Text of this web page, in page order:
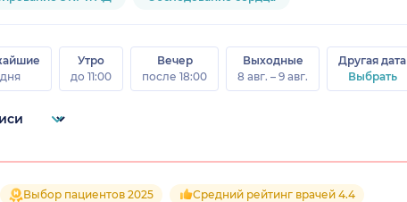
Утро
до 11:00
Вечер
после 18:00
Выходные
8 авг. – 9 авг.
Другая дата
Выбрать
Выбор пациентов 2025 Средний рейтинг врачей 4.4